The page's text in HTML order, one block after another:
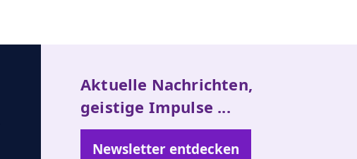
Aktuelle Nachrichten,
geistige Impulse ...
Newsletter entdecken